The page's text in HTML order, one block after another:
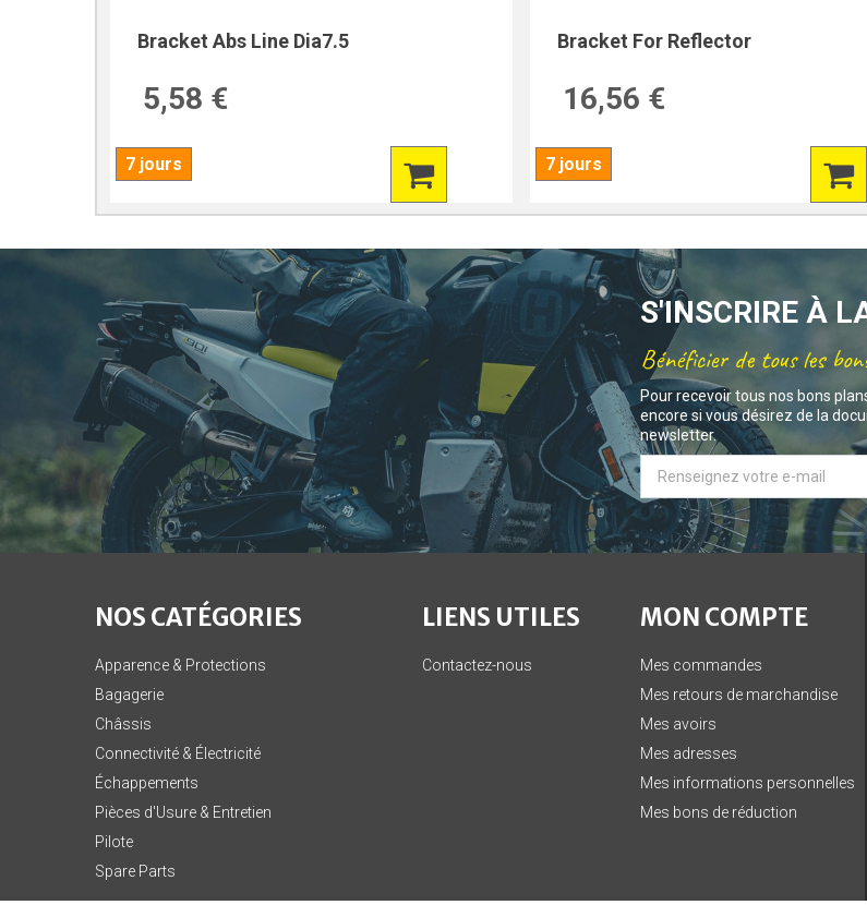
Bracket Abs Line Dia7.5
5,58 €
7 jours
Bracket For Reflector
16,56 €
7 jours
S'INSCRIRE À
Bénéficier de tous les
Pour recevoir tous nos bons
encore si vous désirez de la
newsletter.
NOS CATÉGORIES
Apparence & Protections
Bagagerie
Châssis
Connectivité & Électricité
Échappements
Pièces d'Usure & Entretien
Pilote
Spare Parts
LIENS UTILES
Contactez-nous
MON COMPTE
Mes commandes
Mes retours de marchandise
Mes avoirs
Mes adresses
Mes informations personnelles
Mes bons de réduction